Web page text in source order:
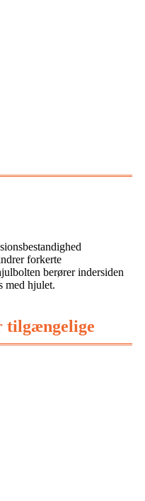
forkerte
berører indersiden
med hjulet.
tilgængelige